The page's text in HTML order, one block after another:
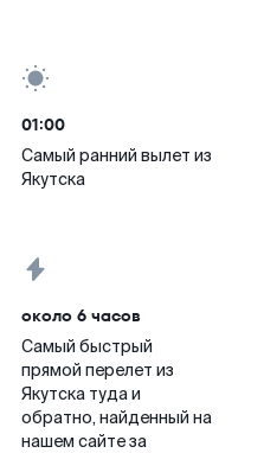
01:00
Самый ранний вылет из
Якутска
около 6 часов
Самый быстрый
прямой перелет из
Якутска туда и
обратно, найденный на
нашем сайте за